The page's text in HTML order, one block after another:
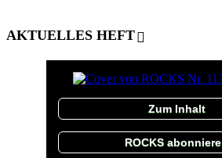
AKTUELLES HEFT
Zum Inhalt
ROCKS